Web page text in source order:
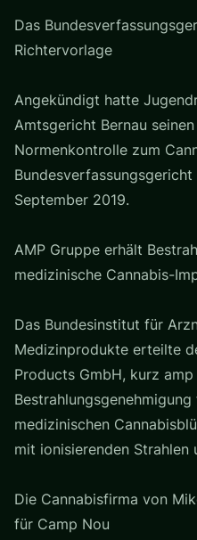
Das
Richtervorlage
Angekündigt hatte
Amtsgericht Bernau
Normenkontrolle zum
September 2019.
AMP Gruppe erhält
medizinische Cannabis-
Das Bundesinstitut für
Medizinprodukte erteilte
Products GmbH, kurz amp
medizinischen
mit ionisierenden Strahlen
Die Cannabisfirma von
für Camp Nou